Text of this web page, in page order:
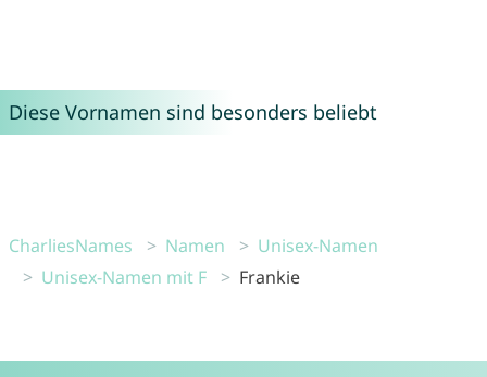
Diese Vornamen sind besonders beliebt
CharliesNames Namen
Unisex-Namen
Unisex-Namen mit F
Frankie